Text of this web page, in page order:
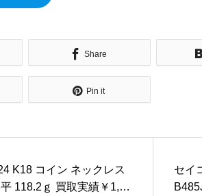
Share
Pin it
K18 コイン ネックレス
118.2ｇ 買取実績￥1,65
セイ